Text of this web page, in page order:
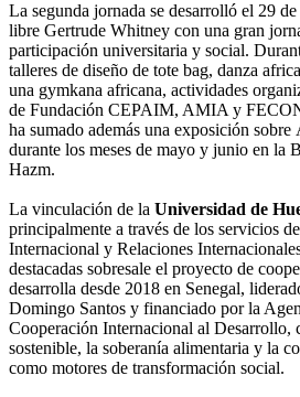
La segunda jornada se desarrolló el 29
libre Gertrude Whitney con una gran
participación universitaria y social.
talleres de diseño de tote bag, danza
una gymkana africana, actividades
de Fundación CEPAIM, AMIA y
ha sumado además una exposición
durante los meses de mayo y junio en la
Hazm.
La vinculación de la Universidad de
principalmente a través de los servicios
Internacional y Relaciones
destacadas sobresale el proyecto de
desarrolla desde 2018 en Senegal,
Domingo Santos y financiado por la
Cooperación Internacional al Desarrollo,
sostenible, la soberanía alimentaria y la
como motores de transformación social.